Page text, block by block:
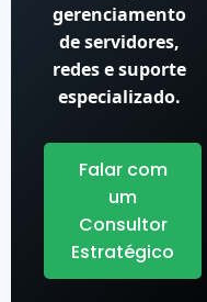
gerenciamento
de servidores,
redes e suporte
especializado.
Falar com
um
Consultor
Estratégico